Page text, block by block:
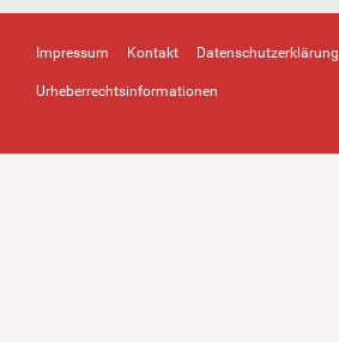
Impressum Kontakt Datenschutzerklärung
Urheberrechtsinformationen